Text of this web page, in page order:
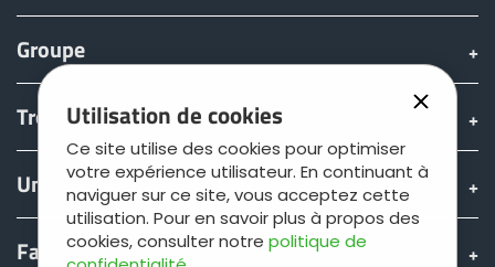
Utilisation de cookies
Ce site utilise des cookies pour optimiser
votre expérience utilisateur. En continuant à
naviguer sur ce site, vous acceptez cette
utilisation. Pour en savoir plus à propos des
cookies, consulter notre politique de
Groupe
Trouver & acheter
Univers JOSKIN
Fan shop